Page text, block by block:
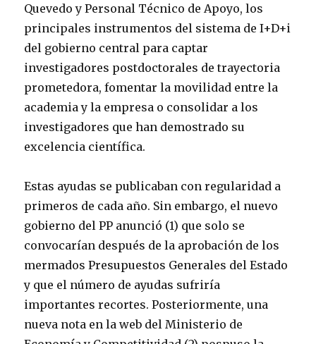
Quevedo y Personal Técnico de Apoyo, los
principales instrumentos del sistema de I+D+i
del gobierno central para captar
investigadores postdoctorales de trayectoria
prometedora, fomentar la movilidad entre la
academia y la empresa o consolidar a los
investigadores que han demostrado su
excelencia científica.
Estas ayudas se publicaban con regularidad a
primeros de cada año. Sin embargo, el nuevo
gobierno del PP anunció (1) que solo se
convocarían después de la aprobación de los
mermados Presupuestos Generales del Estado
y que el número de ayudas sufriría
importantes recortes. Posteriormente, una
nueva nota en la web del Ministerio de